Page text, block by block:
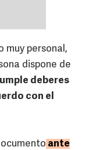
muy personal,
dispone de
deberes
con el
ante